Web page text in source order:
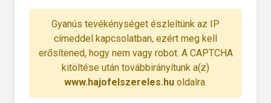
Gyanús tevékénységet észleltünk az IP
címeddel kapcsolatban, ezért meg kell
erősítened, hogy nem vagy robot. A CAPTCHA
kitöltése után továbbirányítunk a(z)
www.hajofelszereles.hu oldalra.